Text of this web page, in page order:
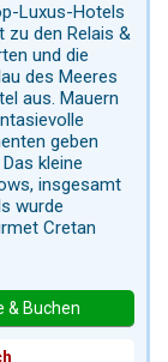
Luxus-Hotels
zu den Relais &
und die
des Meeres
aus. Mauern
geben
kleine
insgesamt
wurde
Cretan
& Buchen